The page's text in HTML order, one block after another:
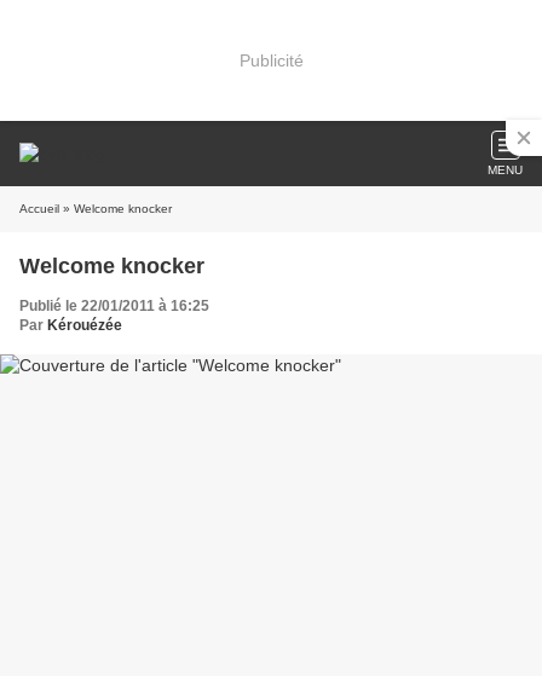
Publicité
MENU
Accueil » Welcome knocker
Welcome knocker
Publié le 22/01/2011 à 16:25
Par Kérouézée